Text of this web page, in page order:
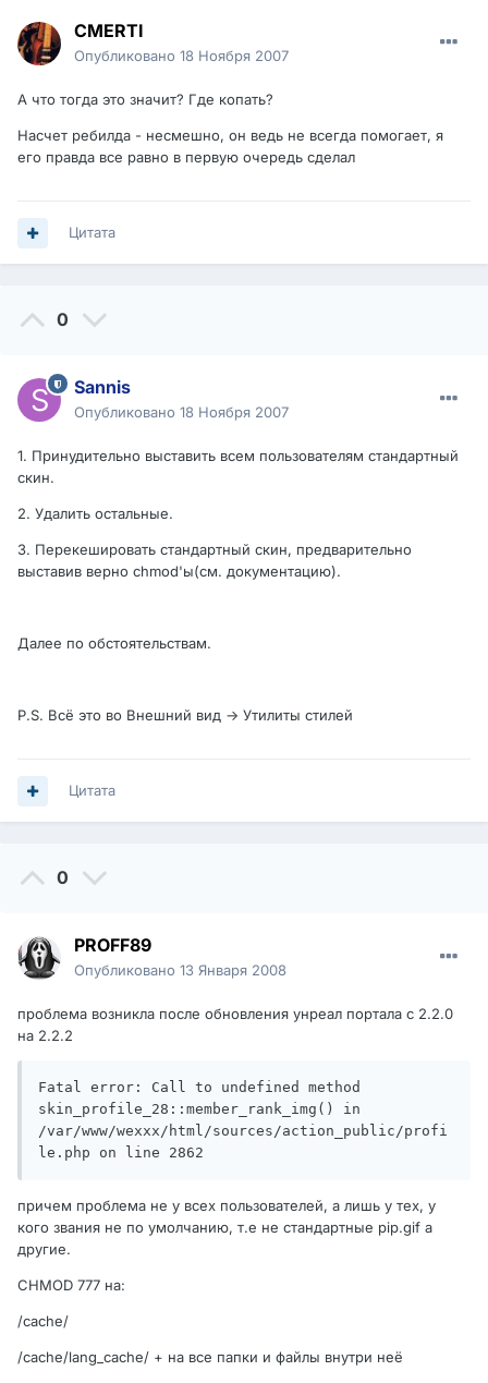
CMERTI
Опубликовано 18 Ноября 2007
А что тогда это значит? Где копать?
Насчет ребилда - несмешно, он ведь не всегда помогает, я
его правда все равно в первую очередь сделал
Цитата
0
Sannis
Опубликовано 18 Ноября 2007
1. Принудительно выставить всем пользователям стандартный
скин.
2. Удалить остальные.
3. Перекешировать стандартный скин, предварительно
выставив верно chmod'ы(см. документацию).
Далее по обстоятельствам.
P.S. Всё это во Внешний вид -> Утилиты стилей
Цитата
0
PROFF89
Опубликовано 13 Января 2008
проблема возникла после обновления унреал портала с 2.2.0
на 2.2.2
Fatal error: Call to undefined method
skin_profile_28::member_rank_img() in
/var/www/wexxx/html/sources/action_public/profi
le.php on line 2862
причем проблема не у всех пользователей, а лишь у тех, у
кого звания не по умолчанию, т.е не стандартные pip.gif а
другие.
CHMOD 777 на:
/cache/
/cache/lang_cache/ + на все папки и файлы внутри неё